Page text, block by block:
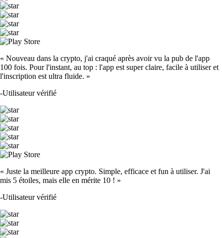
« Nouveau dans la crypto, j'ai craqué après avoir vu la pub de l'app
100 fois. Pour l'instant, au top : l'app est super claire, facile à utiliser et
l'inscription est ultra fluide. »
-Utilisateur vérifié
« Juste la meilleure app crypto. Simple, efficace et fun à utiliser. J'ai
mis 5 étoiles, mais elle en mérite 10 ! »
-Utilisateur vérifié